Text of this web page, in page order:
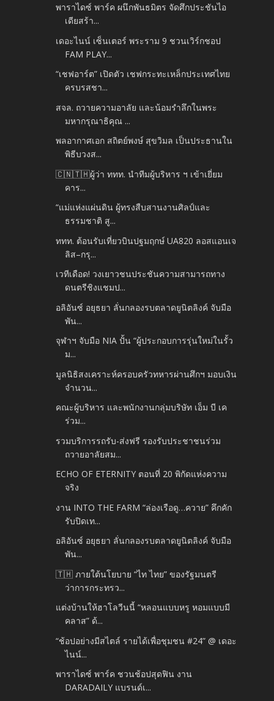
พาราไดซ์ พาร์ค ผนึกพันธมิตร จัดศึกประชันไอ
เดียสร้า...
เดอะไนน์ เซ็นเตอร์ พระราม 9 ชวนเวิร์กชอป
FAM PLAY...
“เชฟอาร์ต” เปิดตัว เชฟกระทะเหล็กประเทศไทย
ครบรสชา...
สจล. ถวายความอาลัย และน้อมรำลึกในพระ
มหากรุณาธิคุณ ...
พลอากาศเอก สถิตย์พงษ์ สุขวิมล เป็นประธานใน
พิธีบวงส...
🇨🇳🇹🇭ผู้ว่า ททท. นำทีมผู้บริหาร ฯ เข้าเยี่ยม
คาร...
“แม่แห่งแผ่นดิน ผู้ทรงสืบสานงานศิลป์และ
ธรรมชาติ สู...
ททท. ต้อนรับเที่ยวบินปฐมฤกษ์ UA820 ลอสแอนเจ
ลิส–กรุ...
เวทีเดือด! วงเยาวชนประชันความสามารถทาง
ดนตรีชิงแชมป...
อลิอันซ์ อยุธยา ลั่นกลองรบตลาดยูนิตลิงค์ จับมือ
พัน...
จุฬาฯ จับมือ NIA ปั้น “ผู้ประกอบการรุ่นใหม่ในรั้ว
ม...
มูลนิธิสงเคราะห์ครอบครัวทหารผ่านศึกฯ มอบเงิน
จำนวน...
คณะผู้บริหาร และพนักงานกลุ่มบริษัท เอ็ม บี เค
ร่วม...
รวมบริการรถรับ-ส่งฟรี รองรับประชาชนร่วม
ถวายอาลัยสม...
ECHO OF ETERNITY ตอนที่ 20 พิกัดแห่งความ
จริง
งาน INTO THE FARM “ล่องเรือดู…ควาย” คึกคัก
รับปิดเท...
อลิอันซ์ อยุธยา ลั่นกลองรบตลาดยูนิตลิงค์ จับมือ
พัน...
🇹🇭 ภายใต้นโยบาย “ไท ไทย” ของรัฐมนตรี
ว่าการกระทรว...
แต่งบ้านให้ฮาโลวีนนี้ “หลอนแบบหรู หอมแบบมี
คลาส” ด้...
“ช้อปอย่างมีสไตล์ รายได้เพื่อชุมชน #24” @ เดอะ
ไนน์...
พาราไดซ์ พาร์ค ชวนช้อปสุดฟิน งาน
DARADAILY แบรนด์เ...